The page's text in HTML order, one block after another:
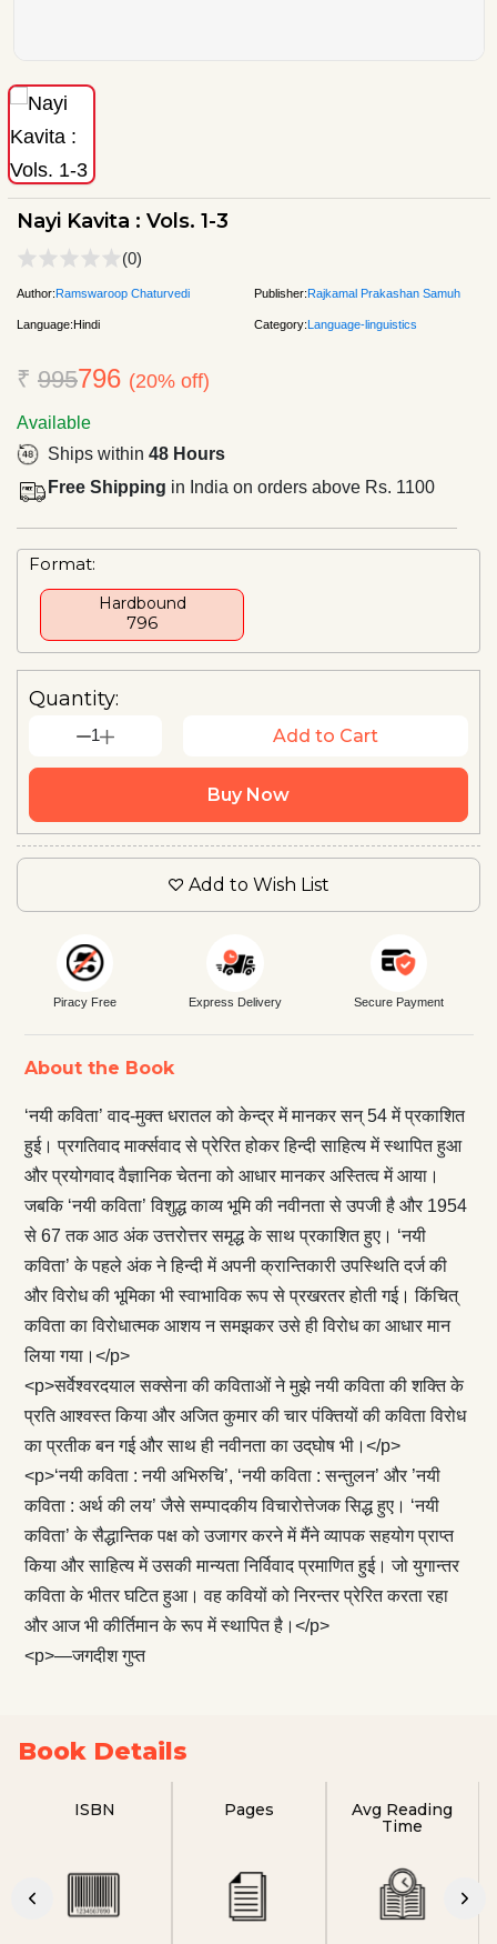
Nayi Kavita : Vols. 1-3
(0)
Author:Ramswaroop Chaturvedi Publisher:Rajkamal Prakashan Samuh
Language:Hindi Category:Language-linguistics
₹ 995796 (20% off)
Available
Ships within 48 Hours
Free Shipping in India on orders above Rs. 1100
Format:
Hardbound
₹796
Quantity:
1 Add to Cart
Buy Now
Add to Wish List
Piracy Free Express Delivery Secure Payment
About the Book
‘नयी कविता’ वाद-मुक्त धरातल को केन्द्र में मानकर सन् 54 में प्रकाशित
हुई। प्रगतिवाद मार्क्सवाद से प्रेरित होकर हिन्दी साहित्य में स्थापित हुआ
और प्रयोगवाद वैज्ञानिक चेतना को आधार मानकर अस्तित्व में आया।
जबकि ‘नयी कविता’ विशुद्ध काव्य भूमि की नवीनता से उपजी है और 1954
से 67 तक आठ अंक उत्तरोत्तर समृद्ध के साथ प्रकाशित हुए। ‘नयी
कविता’ के पहले अंक ने हिन्दी में अपनी क्रान्तिकारी उपस्थिति दर्ज की
और विरोध की भूमिका भी स्वाभाविक रूप से प्रखरतर होती गई। किंचित्
कविता का विरोधात्मक आशय न समझकर उसे ही विरोध का आधार मान
लिया गया।</p>
<p>सर्वेश्वरदयाल सक्सेना की कविताओं ने मुझे नयी कविता की शक्ति के
प्रति आश्वस्त किया और अजित कुमार की चार पंक्तियों की कविता विरोध
का प्रतीक बन गई और साथ ही नवीनता का उद्‌घोष भी।</p>
<p>‘नयी कविता : नयी अभिरुचि’, ‘नयी कविता : सन्तुलन’ और ’नयी
कविता : अर्थ की लय’ जैसे सम्पादकीय विचारोत्तेजक सिद्ध हुए। ‘नयी
कविता’ के सैद्धान्तिक पक्ष को उजागर करने में मैंने व्यापक सहयोग प्राप्त
किया और साहित्य में उसकी मान्यता निर्विवाद प्रमाणित हुई। जो युगान्तर
कविता के भीतर घटित हुआ। वह कवियों को निरन्तर प्रेरित करता रहा
और आज भी कीर्तिमान के रूप में स्थापित है।</p>
<p>—जगदीश गुप्त
Book Details
ISBN Pages
Avg Reading
Time